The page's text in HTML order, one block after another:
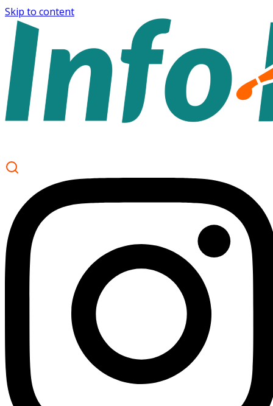
Skip to content